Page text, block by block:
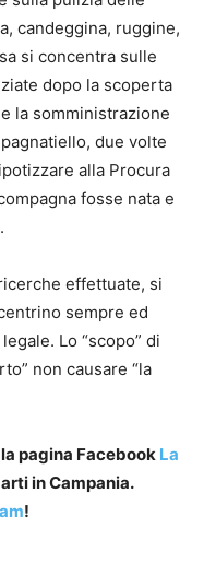
candeggina, ruggine,
si concentra sulle
dopo la scoperta
la somministrazione
due volte
alla Procura
fosse nata e
effettuate, si
sempre ed
Lo “scopo” di
non causare “la
pagina Facebook La
in Campania.
!